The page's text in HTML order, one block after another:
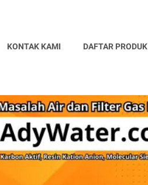
KONTAK KAMI DAFTAR PRODUK